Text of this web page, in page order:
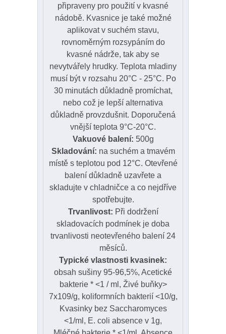
připraveny pro použití v kvasné
nádobě. Kvasnice je také možné
aplikovat v suchém stavu,
rovnoměrným rozsypáním do
kvasné nádrže, tak aby se
nevytvářely hrudky. Teplota mladiny
musí být v rozsahu 20°C - 25°C. Po
30 minutách důkladně promíchat,
nebo což je lepší alternativa
důkladně provzdušnit. Doporučená
vnější teplota 9°C-20°C.
Vakuové balení: 500g
Skladování: na suchém a tmavém
místě s teplotou pod 12°C. Otevřené
balení důkladně uzavřete a
skladujte v chladničce a co nejdříve
spotřebujte.
Trvanlivost: Při dodržení
skladovacích podmínek je doba
trvanlivosti neotevřeného balení 24
měsíců.
Typické vlastnosti kvasinek:
obsah sušiny 95-96,5%, Acetické
bakterie * <1 / ml, Živé buňky>
7x109/g, koliformních bakterií <10/g,
Kvasinky bez Saccharomyces
<1/ml, E. coli absence v 1g,